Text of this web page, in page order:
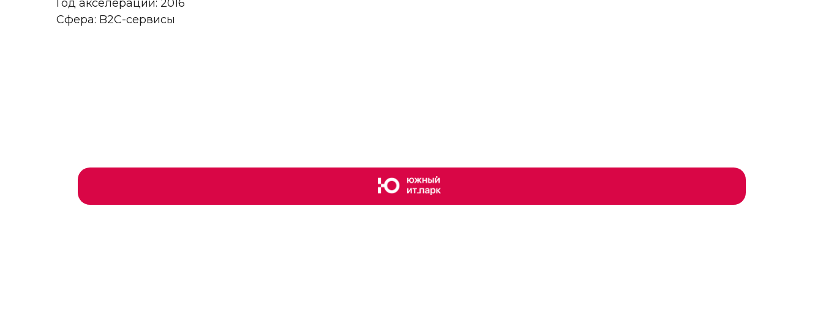
Год акселерации: 2016
Сфера: B2C-сервисы